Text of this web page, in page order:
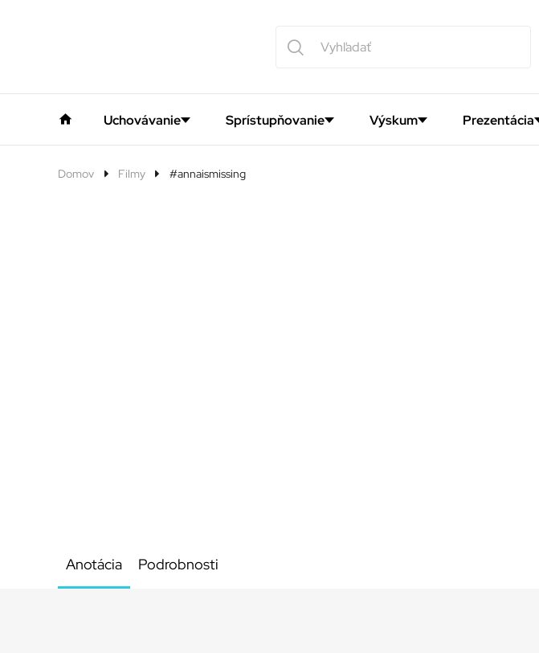
Uchovávanie Sprístupňovanie Výskum Prezentácia
Domov Filmy #annaismissing
Anotácia Podrobnosti